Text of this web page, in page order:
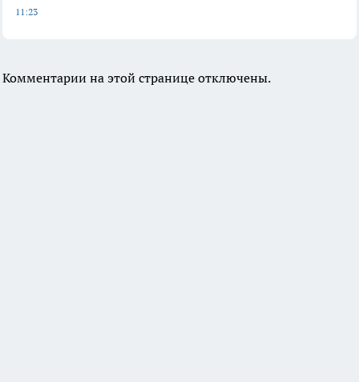
11:23
Комментарии на этой странице отключены.